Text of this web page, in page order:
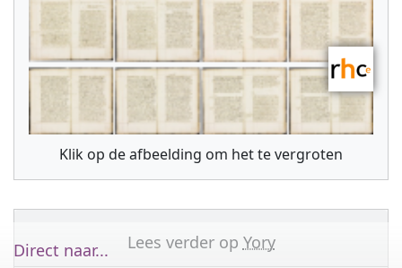
Klik op de afbeelding om het te vergroten
Lees verder op Yory
Direct naar...